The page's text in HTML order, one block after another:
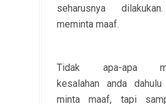
seharusnya
meminta maaf.
Tidak apa-apa
kesalahan anda
minta maaf, tapi